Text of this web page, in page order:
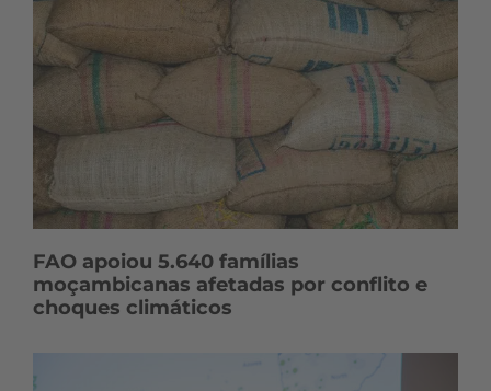
FAO apoiou 5.640 famílias
moçambicanas afetadas por conflito e
choques climáticos